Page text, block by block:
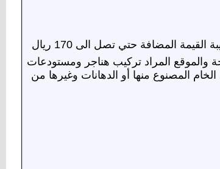
ومستودعات للمتر المربع 90 ريال بعد ارتفاع ضريبة القيمة المضافة حتي تصل الى 170 ريال
والموقع المراد تركيب هناجر ومستودعات
المصنوع منها أو الدهانات وغيرها من